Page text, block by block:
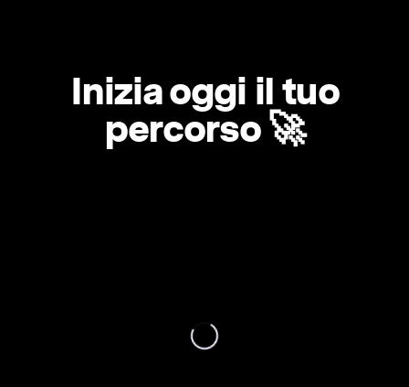
Inizia oggi il tuo
percorso 🚀